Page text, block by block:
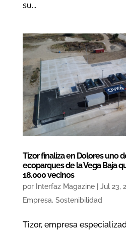
su...
Tizor finaliza en Dolores uno
ecoparques de la Vega Baja
18.000 vecinos
por Interfaz Magazine| Jul 23,
Empresa, Sostenibilidad
Tizor, empresa